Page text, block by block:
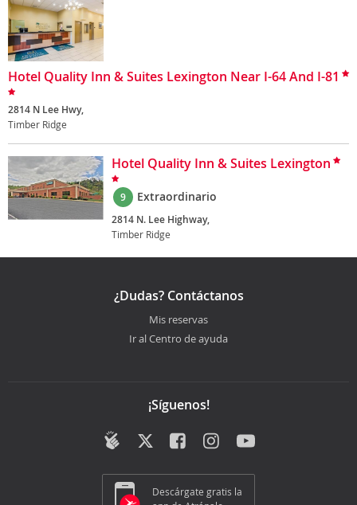
Hotel Quality Inn & Suites Lexington Near I-64 And I-81
2814 N Lee Hwy,
Timber Ridge
Hotel Quality Inn & Suites Lexington
9 Extraordinario
2814 N. Lee Highway,
Timber Ridge
¿Dudas? Contáctanos
Mis reservas
Ir al Centro de ayuda
¡Síguenos!
Descárgate gratis la